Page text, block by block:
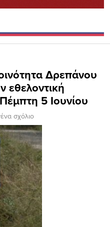
Δρεπάνου
εθελοντική
5 Ιουνίου
σχόλιο